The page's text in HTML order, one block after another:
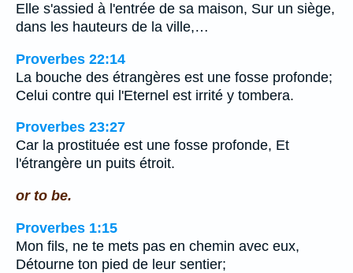
Elle s'assied à l'entrée de sa maison, Sur un siège,
dans les hauteurs de la ville,…
Proverbes 22:14
La bouche des étrangères est une fosse profonde;
Celui contre qui l'Eternel est irrité y tombera.
Proverbes 23:27
Car la prostituée est une fosse profonde, Et
l'étrangère un puits étroit.
or to be.
Proverbes 1:15
Mon fils, ne te mets pas en chemin avec eux,
Détourne ton pied de leur sentier;